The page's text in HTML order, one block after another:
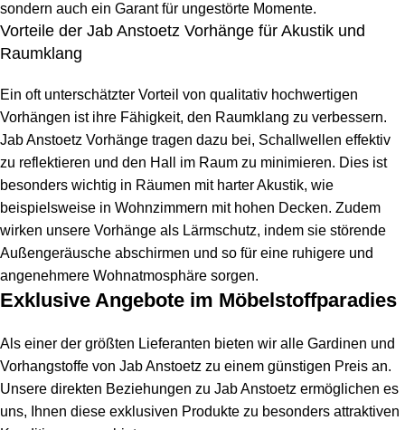
sondern auch ein Garant für ungestörte Momente.
Vorteile der Jab Anstoetz Vorhänge für Akustik und
Raumklang
Ein oft unterschätzter Vorteil von qualitativ hochwertigen
Vorhängen ist ihre Fähigkeit, den Raumklang zu verbessern.
Jab Anstoetz Vorhänge tragen dazu bei, Schallwellen effektiv
zu reflektieren und den Hall im Raum zu minimieren. Dies ist
besonders wichtig in Räumen mit harter Akustik, wie
beispielsweise in Wohnzimmern mit hohen Decken. Zudem
wirken unsere Vorhänge als Lärmschutz, indem sie störende
Außengeräusche abschirmen und so für eine ruhigere und
angenehmere Wohnatmosphäre sorgen.
Exklusive Angebote im Möbelstoffparadies
Als einer der größten Lieferanten bieten wir alle Gardinen und
Vorhangstoffe von Jab Anstoetz zu einem günstigen Preis an.
Unsere direkten Beziehungen zu Jab Anstoetz ermöglichen es
uns, Ihnen diese exklusiven Produkte zu besonders attraktiven